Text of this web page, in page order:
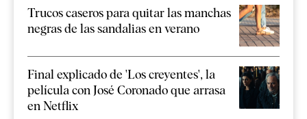
Trucos caseros para quitar las manchas
negras de las sandalias en verano
Final explicado de 'Los creyentes', la
película con José Coronado que arrasa
en Netflix